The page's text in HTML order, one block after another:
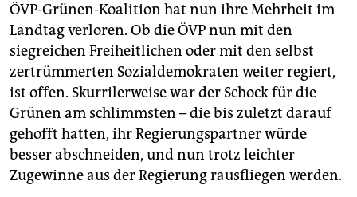
ÖVP-Grünen-Koalition hat nun ihre Mehrheit im
Landtag verloren. Ob die ÖVP nun mit den
siegreichen Freiheitlichen oder mit den selbst
zertrümmerten Sozialdemokraten weiter regiert,
ist offen. Skurrilerweise war der Schock für die
Grünen am schlimmsten – die bis zuletzt darauf
gehofft hatten, ihr Regierungspartner würde
besser abschneiden, und nun trotz leichter
Zugewinne aus der Regierung rausfliegen werden.